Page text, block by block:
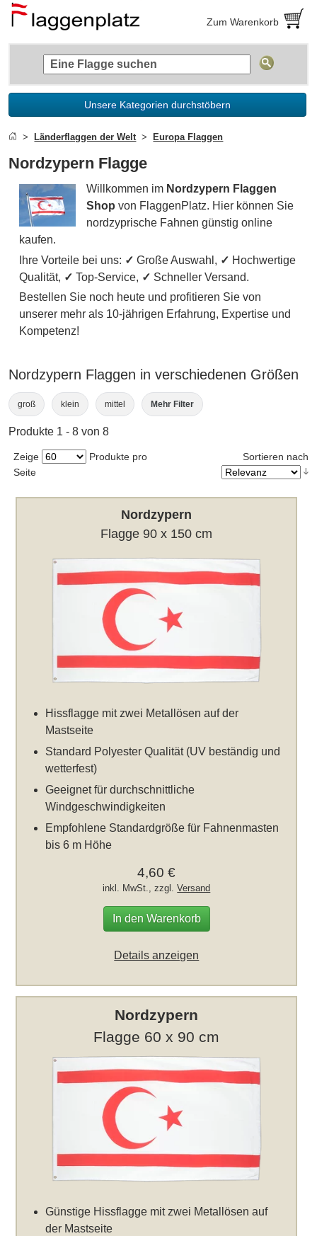
Zum Warenkorb
Unsere Kategorien durchstöbern
Länderflaggen der Welt Europa Flaggen
Nordzypern Flagge
Willkommen im Nordzypern Flaggen
Shop von FlaggenPlatz. Hier können Sie
nordzyprische Fahnen günstig online
kaufen.
Ihre Vorteile bei uns: ✓ Große Auswahl, ✓ Hochwertige
Qualität, ✓ Top-Service, ✓ Schneller Versand.
Bestellen Sie noch heute und profitieren Sie von
unserer mehr als 10-jährigen Erfahrung, Expertise und
Kompetenz!
Nordzypern Flaggen in verschiedenen Größen
groß klein mittel Mehr Filter
Produkte 1 - 8 von 8
Zeige
Produkte pro
Seite
Sortieren nach
Nordzypern
Flagge 90 x 150 cm
Hissflagge mit zwei Metallösen auf der
Mastseite
Standard Polyester Qualität (UV beständig und
wetterfest)
Geeignet für durchschnittliche
Windgeschwindigkeiten
Empfohlene Standardgröße für Fahnenmasten
bis 6 m Höhe
4,60 €
inkl. MwSt., zzgl.Versand
In den Warenkorb
Details anzeigen
Nordzypern
Flagge 60 x 90 cm
Günstige Hissflagge mit zwei Metallösen auf
der Mastseite